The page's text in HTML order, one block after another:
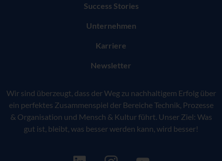
Success Stories
Unternehmen
Karriere
Newsletter
Wir sind überzeugt, dass der Weg zu nachhaltigem Erfolg über
ein perfektes Zusammenspiel der Bereiche Technik, Prozesse
& Organisation und Mensch & Kultur führt. Unser Ziel: Was
gut ist, bleibt, was besser werden kann, wird besser!